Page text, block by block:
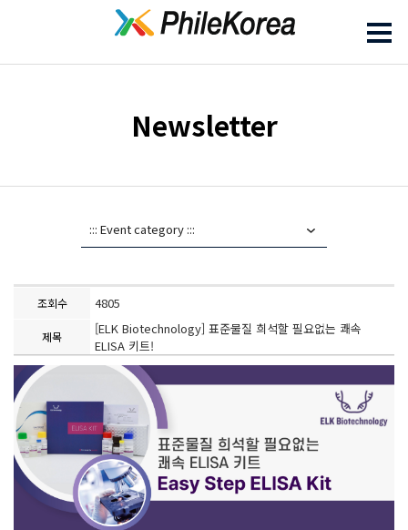
Newsletter
조회수 4805
제목
[ELK Biotechnology] 표준물질 희석할 필요없는 쾌속
ELISA 키트!